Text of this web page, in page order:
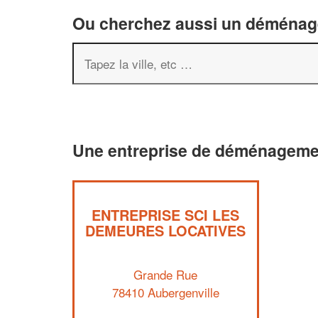
Ou cherchez aussi un
Une entreprise de
ENTREPRISE SCI LES
DEMEURES LOCATIVES
Grande Rue
78410 Aubergenville